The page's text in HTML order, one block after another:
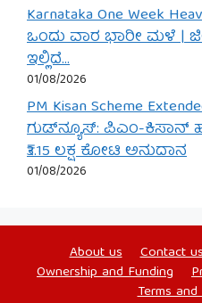
Karnataka One Week
ಒಂದು ವಾರ ಭಾರೀ ಮಳೆ |
ಇಲ್ಲಿದೆ…
01/08/2026
PM Kisan Scheme
ಗುಡ್‌ನ್ಯೂಸ್: ಪಿಎಂ-ಕಿಸಾನ್
₹3.15 ಲಕ್ಷ ಕೋಟಿ ಅನುದಾನ
01/08/2026
About us Contact
Ownership and Funding
Terms